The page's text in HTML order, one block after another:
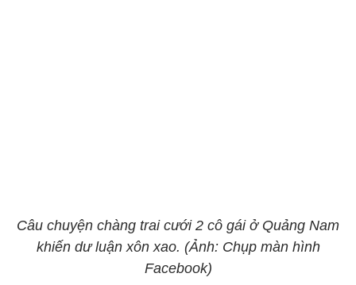
Câu chuyện chàng trai cưới 2 cô gái ở Quảng Nam
khiến dư luận xôn xao. (Ảnh: Chụp màn hình
Facebook)